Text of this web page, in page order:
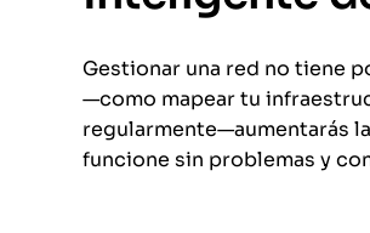
Gestionar una red no tiene
—como mapear tu
regularmente—aumentarás
funcione sin problemas y